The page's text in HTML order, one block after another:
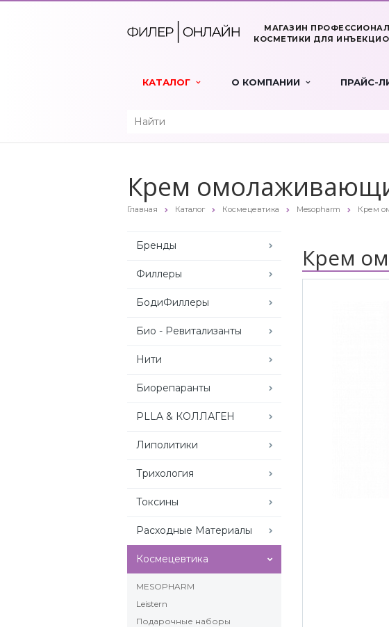
МАГАЗИН
КОСМЕТИКИ ДЛЯ
КАТАЛОГ О КОМПАНИИ ПРАЙС-
Крем
Главная Каталог Космецевтика Mesopharm Крем
Бренды
Филлеры
БодиФиллеры
Био - Ревитализанты
Нити
Биорепаранты
PLLA & КОЛЛАГЕН
Липолитики
Трихология
Токсины
Расходные Материалы
Космецевтика
MESOPHARM
Leistern
Подарочные наборы
Крем